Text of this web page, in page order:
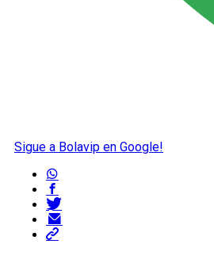
Sigue a Bolavip en Google!